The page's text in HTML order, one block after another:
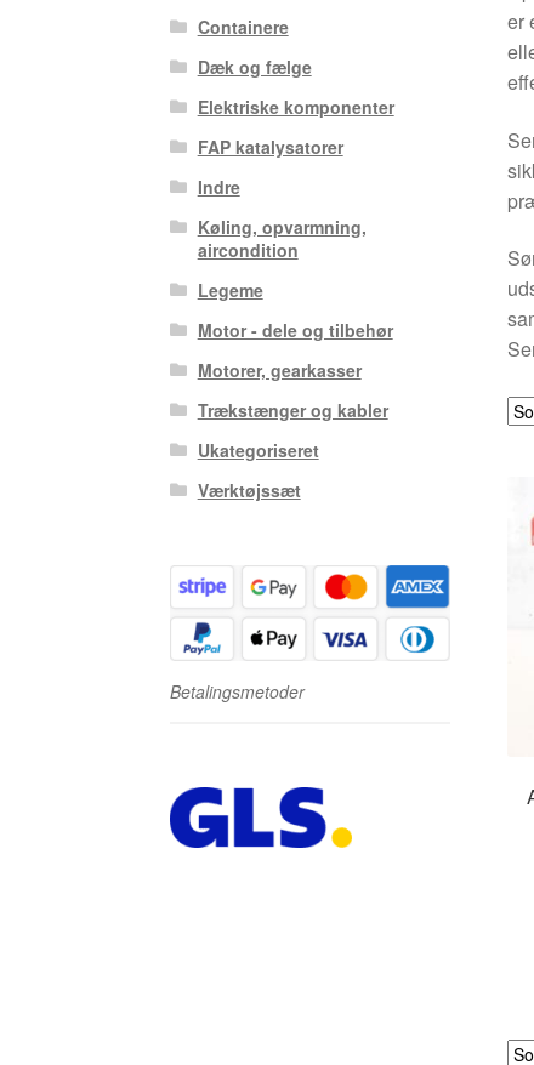
er
Containere
Dæk og fælge
Elektriske komponenter
FAP katalysatorer
Indre
Køling, opvarmning,
aircondition
Legeme
Motor - dele og tilbehør
Motorer, gearkasser
Trækstænger og kabler
Ukategoriseret
Værktøjssæt
Betalingsmetoder